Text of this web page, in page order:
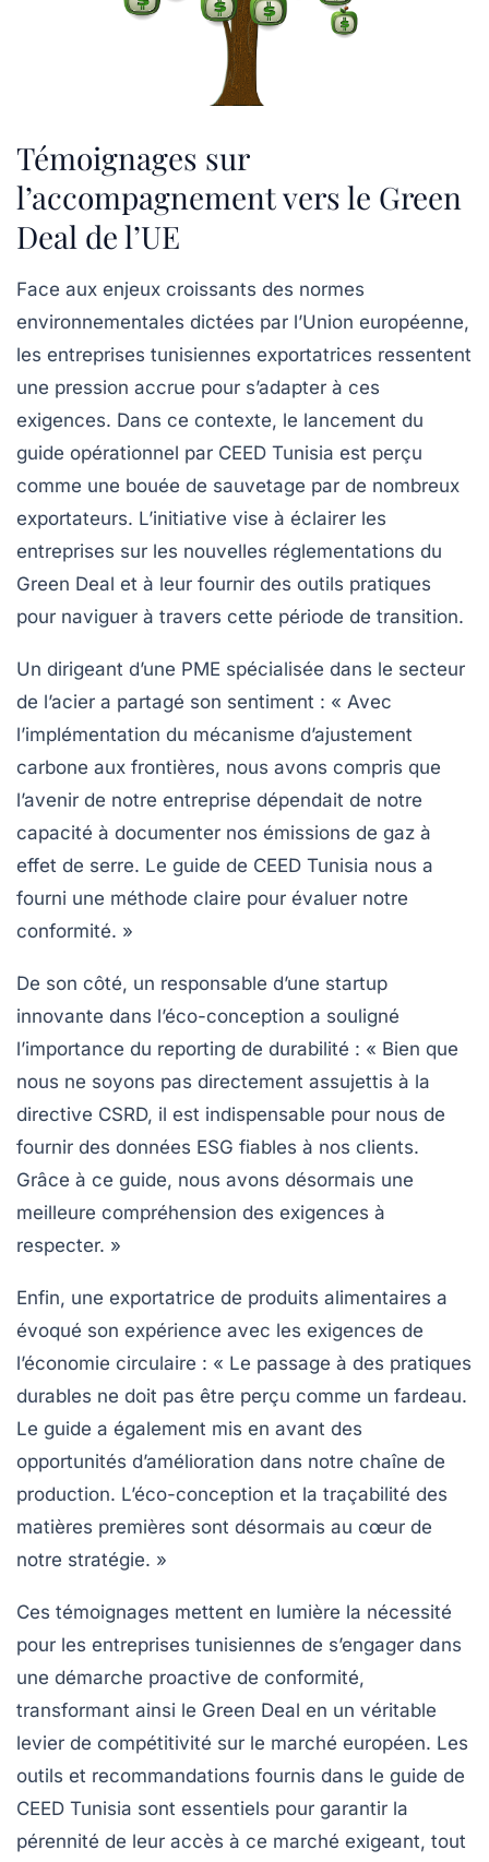
Témoignages sur
l’accompagnement vers le Green
Deal de l’UE
Face aux enjeux croissants des normes
environnementales dictées par l’Union européenne,
les entreprises tunisiennes exportatrices ressentent
une pression accrue pour s’adapter à ces
exigences. Dans ce contexte, le lancement du
guide opérationnel par CEED Tunisia est perçu
comme une bouée de sauvetage par de nombreux
exportateurs. L’initiative vise à éclairer les
entreprises sur les nouvelles réglementations du
Green Deal et à leur fournir des outils pratiques
pour naviguer à travers cette période de transition.
Un dirigeant d’une PME spécialisée dans le secteur
de l’acier a partagé son sentiment : « Avec
l’implémentation du mécanisme d’ajustement
carbone aux frontières, nous avons compris que
l’avenir de notre entreprise dépendait de notre
capacité à documenter nos émissions de gaz à
effet de serre. Le guide de CEED Tunisia nous a
fourni une méthode claire pour évaluer notre
conformité. »
De son côté, un responsable d’une startup
innovante dans l’éco-conception a souligné
l’importance du reporting de durabilité : « Bien que
nous ne soyons pas directement assujettis à la
directive CSRD, il est indispensable pour nous de
fournir des données ESG fiables à nos clients.
Grâce à ce guide, nous avons désormais une
meilleure compréhension des exigences à
respecter. »
Enfin, une exportatrice de produits alimentaires a
évoqué son expérience avec les exigences de
l’économie circulaire : « Le passage à des pratiques
durables ne doit pas être perçu comme un fardeau.
Le guide a également mis en avant des
opportunités d’amélioration dans notre chaîne de
production. L’éco-conception et la traçabilité des
matières premières sont désormais au cœur de
notre stratégie. »
Ces témoignages mettent en lumière la nécessité
pour les entreprises tunisiennes de s’engager dans
une démarche proactive de conformité,
transformant ainsi le Green Deal en un véritable
levier de compétitivité sur le marché européen. Les
outils et recommandations fournis dans le guide de
CEED Tunisia sont essentiels pour garantir la
pérennité de leur accès à ce marché exigeant, tout